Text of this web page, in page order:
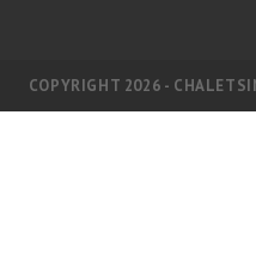
COPYRIGHT 2026 -